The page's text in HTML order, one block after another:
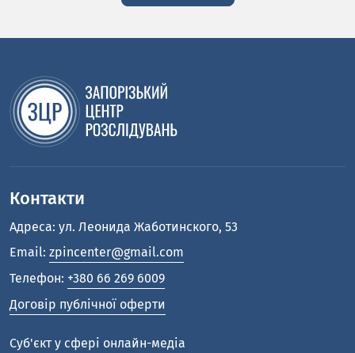
Контакти
Адреса: ул. Леонида Жаботинского, 53
Email: zpincenter@gmail.com
Телефон: +380 66 269 6009
Договір публічної оферти
Cуб'єкт у сфері онлайн-медіа